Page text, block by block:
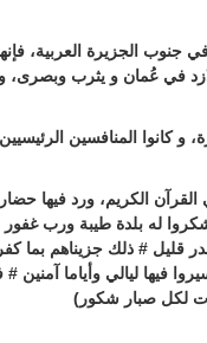
جنوب الجزيرة العربية،
في عُمان و يثرب
و كانوا المنافسين
الكريم، ورد فيها
له بلدة طيبة ورب غفور #
# ذلك جزيناهم بما كفروا
فيها ليالي وأياما آمنين
لكل صبار شكور)